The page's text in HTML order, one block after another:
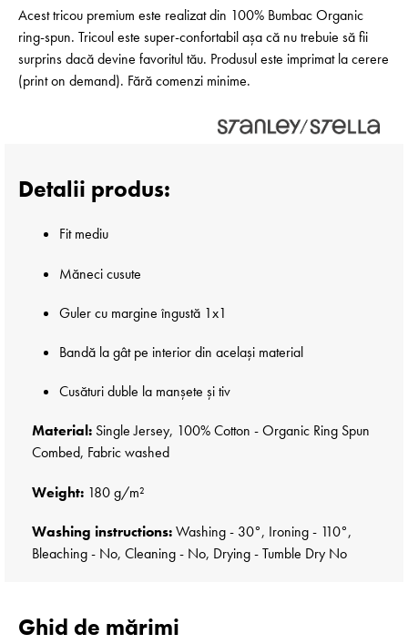
Acest tricou premium este realizat din 100% Bumbac Organic
ring-spun. Tricoul este super-confortabil așa că nu trebuie să fii
surprins dacă devine favoritul tău. Produsul este imprimat la cerere
(print on demand). Fără comenzi minime.
Detalii produs:
Fit mediu
Măneci cusute
Guler cu margine îngustă 1x1
Bandă la gât pe interior din același material
Cusături duble la manșete și tiv
Material: Single Jersey, 100% Cotton - Organic Ring Spun
Combed, Fabric washed
Weight: 180 g/m²
Washing instructions:Washing - 30°, Ironing - 110°,
Bleaching - No, Cleaning - No, Drying - Tumble Dry No
Ghid de mărimi